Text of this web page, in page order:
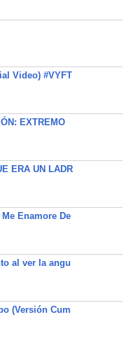
Video) #VYFT
EXTREMO
ERA UN LADR
Enamore De
al ver la angu
(Versión Cum